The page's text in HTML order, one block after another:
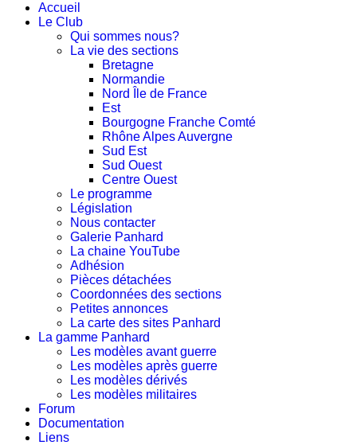
Accueil
Le Club
Qui sommes nous?
La vie des sections
Bretagne
Normandie
Nord Île de France
Est
Bourgogne Franche Comté
Rhône Alpes Auvergne
Sud Est
Sud Ouest
Centre Ouest
Le programme
Législation
Nous contacter
Galerie Panhard
La chaine YouTube
Adhésion
Pièces détachées
Coordonnées des sections
Petites annonces
La carte des sites Panhard
La gamme Panhard
Les modèles avant guerre
Les modèles après guerre
Les modèles dérivés
Les modèles militaires
Forum
Documentation
Liens